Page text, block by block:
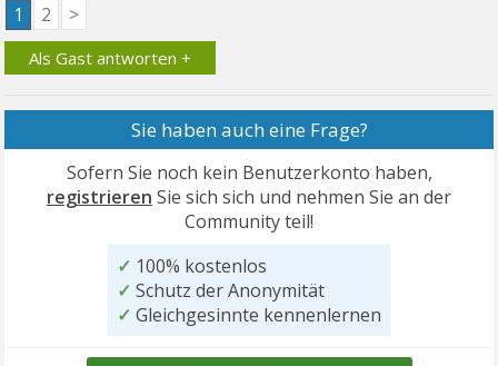
1 2 >
Als Gast antworten +
Sie haben auch eine Frage?
Sofern Sie noch kein Benutzerkonto haben,
registrieren Sie sich sich und nehmen Sie an der
Community teil!
✓ 100% kostenlos
✓ Schutz der Anonymität
✓ Gleichgesinnte kennenlernen